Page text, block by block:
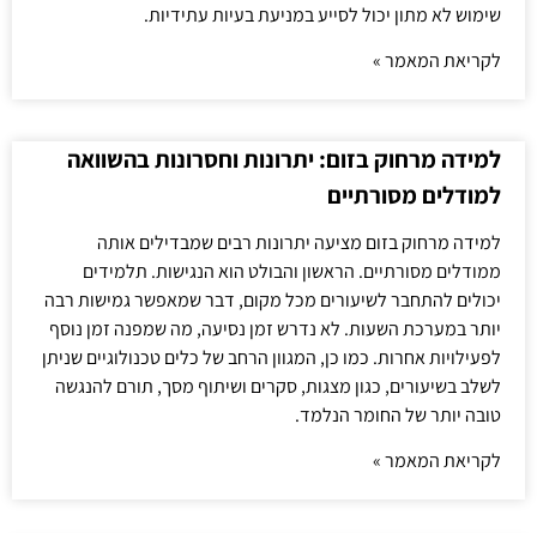
שימוש לא מתון יכול לסייע במניעת בעיות עתידיות.
לקריאת המאמר »
למידה מרחוק בזום: יתרונות וחסרונות בהשוואה
למודלים מסורתיים
למידה מרחוק בזום מציעה יתרונות רבים שמבדילים אותה
ממודלים מסורתיים. הראשון והבולט הוא הנגישות. תלמידים
יכולים להתחבר לשיעורים מכל מקום, דבר שמאפשר גמישות רבה
יותר במערכת השעות. לא נדרש זמן נסיעה, מה שמפנה זמן נוסף
לפעילויות אחרות. כמו כן, המגוון הרחב של כלים טכנולוגיים שניתן
לשלב בשיעורים, כגון מצגות, סקרים ושיתוף מסך, תורם להנגשה
טובה יותר של החומר הנלמד.
לקריאת המאמר »